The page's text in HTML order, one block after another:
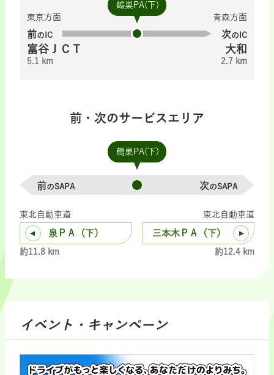
鶴巣PA(下)
東京方面
前のIC
富谷ＪＣＴ
5.1 km
青森方面
次のIC
大和
2.7 km
前・次のサービスエリア
鶴巣PA(下)
前のSAPA 次のSAPA
東北自動車道
泉ＰＡ（下）
約11.8 km
東北自動車道
三本木ＰＡ（下）
約12.4 km
イベント・キャンペーン